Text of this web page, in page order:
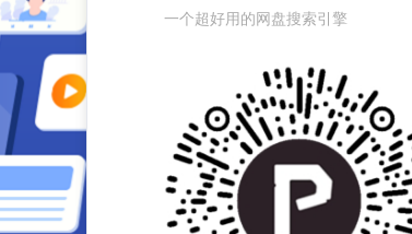
一个超好用的网盘搜索引擎